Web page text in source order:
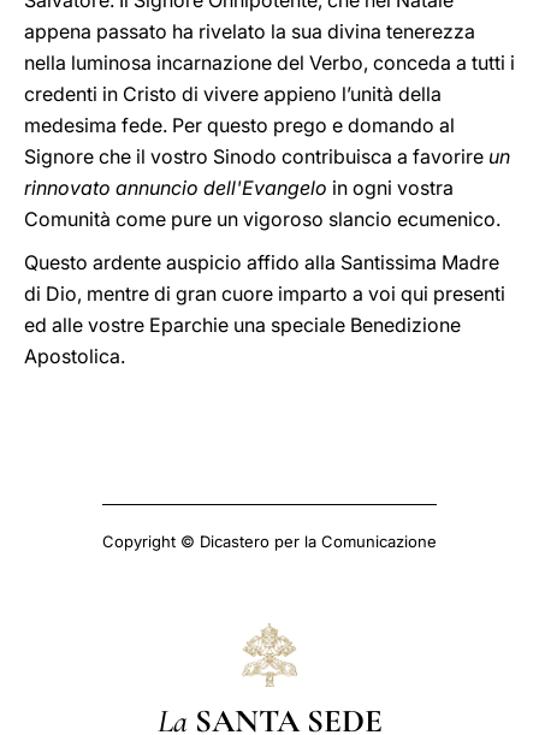
appena passato ha rivelato la sua divina tenerezza
nella luminosa incarnazione del Verbo, conceda a tutti i
credenti in Cristo di vivere appieno l’unità della
medesima fede. Per questo prego e domando al
Signore che il vostro Sinodo contribuisca a favorire un
rinnovato annuncio dell'Evangelo in ogni vostra
Comunità come pure un vigoroso slancio ecumenico.
Questo ardente auspicio affido alla Santissima Madre
di Dio, mentre di gran cuore imparto a voi qui presenti
ed alle vostre Eparchie una speciale Benedizione
Apostolica.
Copyright © Dicastero per la Comunicazione
La SANTA SEDE